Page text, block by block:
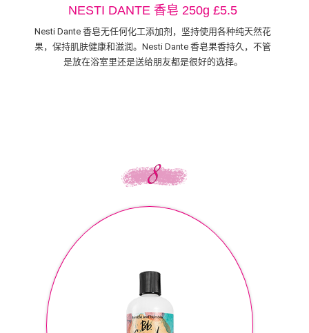
NESTI DANTE 香皂 250g £5.5
Nesti Dante 香皂无任何化工添加剂，坚持使用各种纯天然花
果，保持肌肤健康和滋润。Nesti Dante 香皂果香持久，不管
是放在浴室里还是送给朋友都是很好的选择。